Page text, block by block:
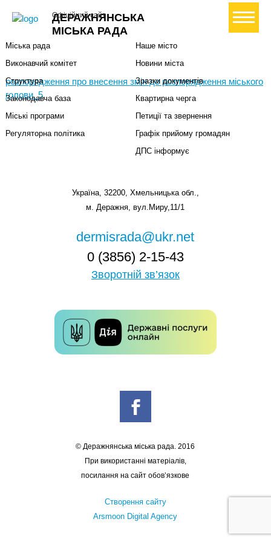
ДЕРАЖНЯНСЬКА
МІСЬКА РАДА
Офіційний сайт+ Створити петицію
розпорядження про внесення змін до розпорядження міського
голови_5
Міський голова
Міська рада
Виконавчий комітет
Структура
Законодавча база
Міські програми
Регуляторна політика
Наше місто
Новини міста
Зразки документів
Квартирна черга
Петиції та звернення
Графік прийому громадян
ДПС інформує
Україна, 32200, Хмельницька обл.,
м. Деражня, вул.Миру,11/1
dermisrada@ukr.net
0 (3856) 2-15-43
Зворотній зв’язок
© Деражнянська міська рада. 2016
При використанні матеріалів,
посилання на сайт обов’язкове
Створення сайту
Arsmoon Digital Agency